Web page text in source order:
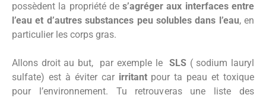
possèdent la propriété des’agréger aux interfaces entre
l’eau et d’autres substances peu solubles dans l’eau, en
particulier les corps gras.
Allons droit au but, par exemple le SLS ( sodium lauryl
sulfate) est à éviter car irritantpour ta peau et toxique
pour l’environnement. Tu retrouveras une liste des